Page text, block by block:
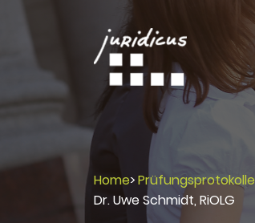
Home>Prüfungsprotokolle
Dr. Uwe Schmidt, RiOLG